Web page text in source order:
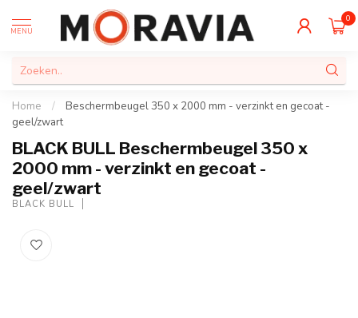
MENU
0
Home /
Beschermbeugel 350 x 2000 mm - verzinkt en gecoat -
geel/zwart
BLACK BULL Beschermbeugel 350 x
2000 mm - verzinkt en gecoat -
geel/zwart
BLACK BULL